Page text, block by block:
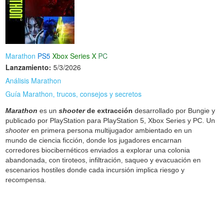
Marathon PS5 Xbox Series X PC
Lanzamiento: 5/3/2026
Análisis Marathon
Guía Marathon, trucos, consejos y secretos
Marathon es unshooterde extracción desarrollado por Bungie y
publicado por PlayStation para PlayStation 5, Xbox Series y PC. Un
shooter en primera persona multijugador ambientado en un
mundo de ciencia ficción, donde los jugadores encarnan
corredores biocibernéticos enviados a explorar una colonia
abandonada, con tiroteos, infiltración, saqueo y evacuación en
escenarios hostiles donde cada incursión implica riesgo y
recompensa.